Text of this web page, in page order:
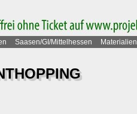
Saasen/GI/Mittelhessen Materialien